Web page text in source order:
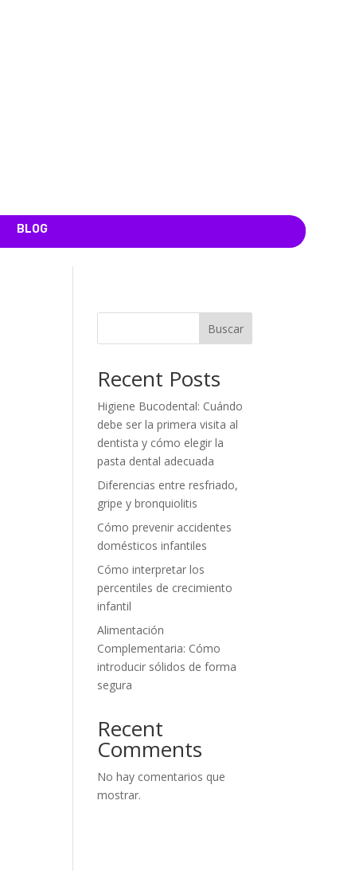
BLOG
Buscar
Recent Posts
Higiene Bucodental: Cuándo
debe ser la primera visita al
dentista y cómo elegir la
pasta dental adecuada
Diferencias entre resfriado,
gripe y bronquiolitis
Cómo prevenir accidentes
domésticos infantiles
Cómo interpretar los
percentiles de crecimiento
infantil
Alimentación
Complementaria: Cómo
introducir sólidos de forma
segura
Recent
Comments
No hay comentarios que
mostrar.